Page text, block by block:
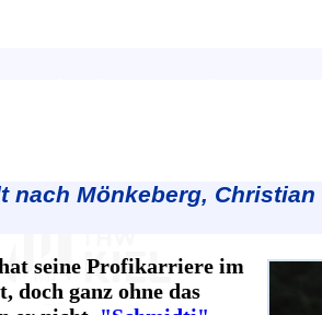
nach Mönkeberg,
seine Profikarriere im
doch ganz ohne das